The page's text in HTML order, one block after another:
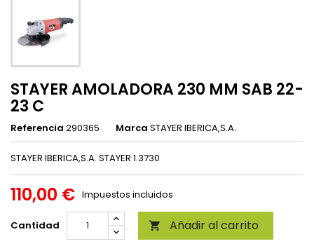
STAYER AMOLADORA 230 MM SAB 22-
23 C
Referencia 290365 Marca STAYER IBERICA,S.A.
STAYER IBERICA,S.A. STAYER 1.3730
110,00 € Impuestos incluidos
Cantidad  Añadir al carrito